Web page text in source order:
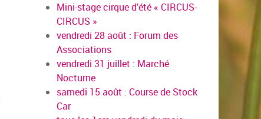
Mini-stage cirque d'été « CIRCUS-
CIRCUS »
vendredi 28 août : Forum des
Associations
vendredi 31 juillet : Marché
Nocturne
samedi 15 août : Course de Stock
Car